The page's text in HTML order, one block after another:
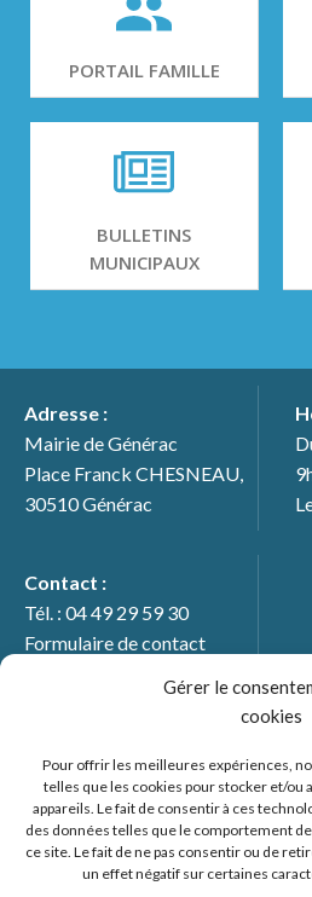
Gérer le
cookies
Pour offrir les meilleures expériences,
telles que les cookies pour stocker et/ou
appareils. Le fait de consentir à ces
des données telles que le comportement
ce site. Le fait de ne pas consentir ou de
un effet négatif sur certaines
PORTAIL FAMILLE
BULLETINS
MUNICIPAUX
Adresse :
Mairie de Générac
Place Franck CHESNEAU,
30510 Générac
Contact :
Tél. : 04 49 29 59 30
Formulaire de contact